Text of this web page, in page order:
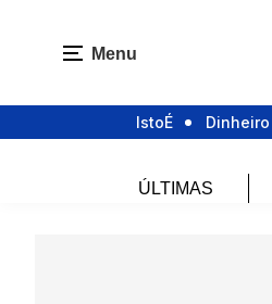
Menu
IstoÉ Dinheiro
ÚLTIMAS